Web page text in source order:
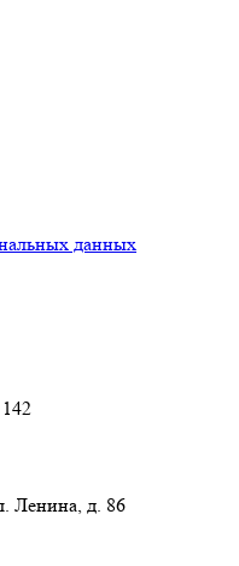
данных
Ленина, д. 86